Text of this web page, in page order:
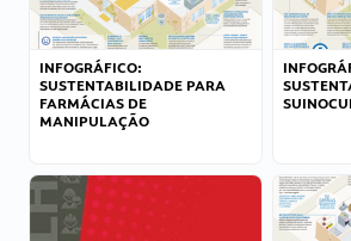
INFOGRÁFICO:
SUSTENTABILIDADE PARA
FARMÁCIAS DE
MANIPULAÇÃO